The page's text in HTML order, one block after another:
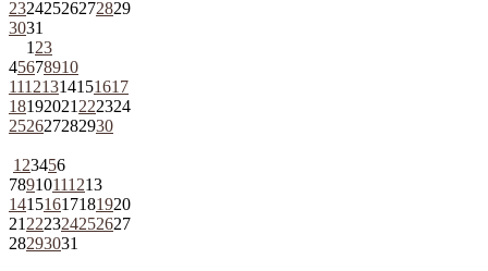
23242526272829
3031
1 23
45678910
11121314151617
18192021 222324
252627282930
1 23456
78910111213
14151617181920
21 222324252627
28293031